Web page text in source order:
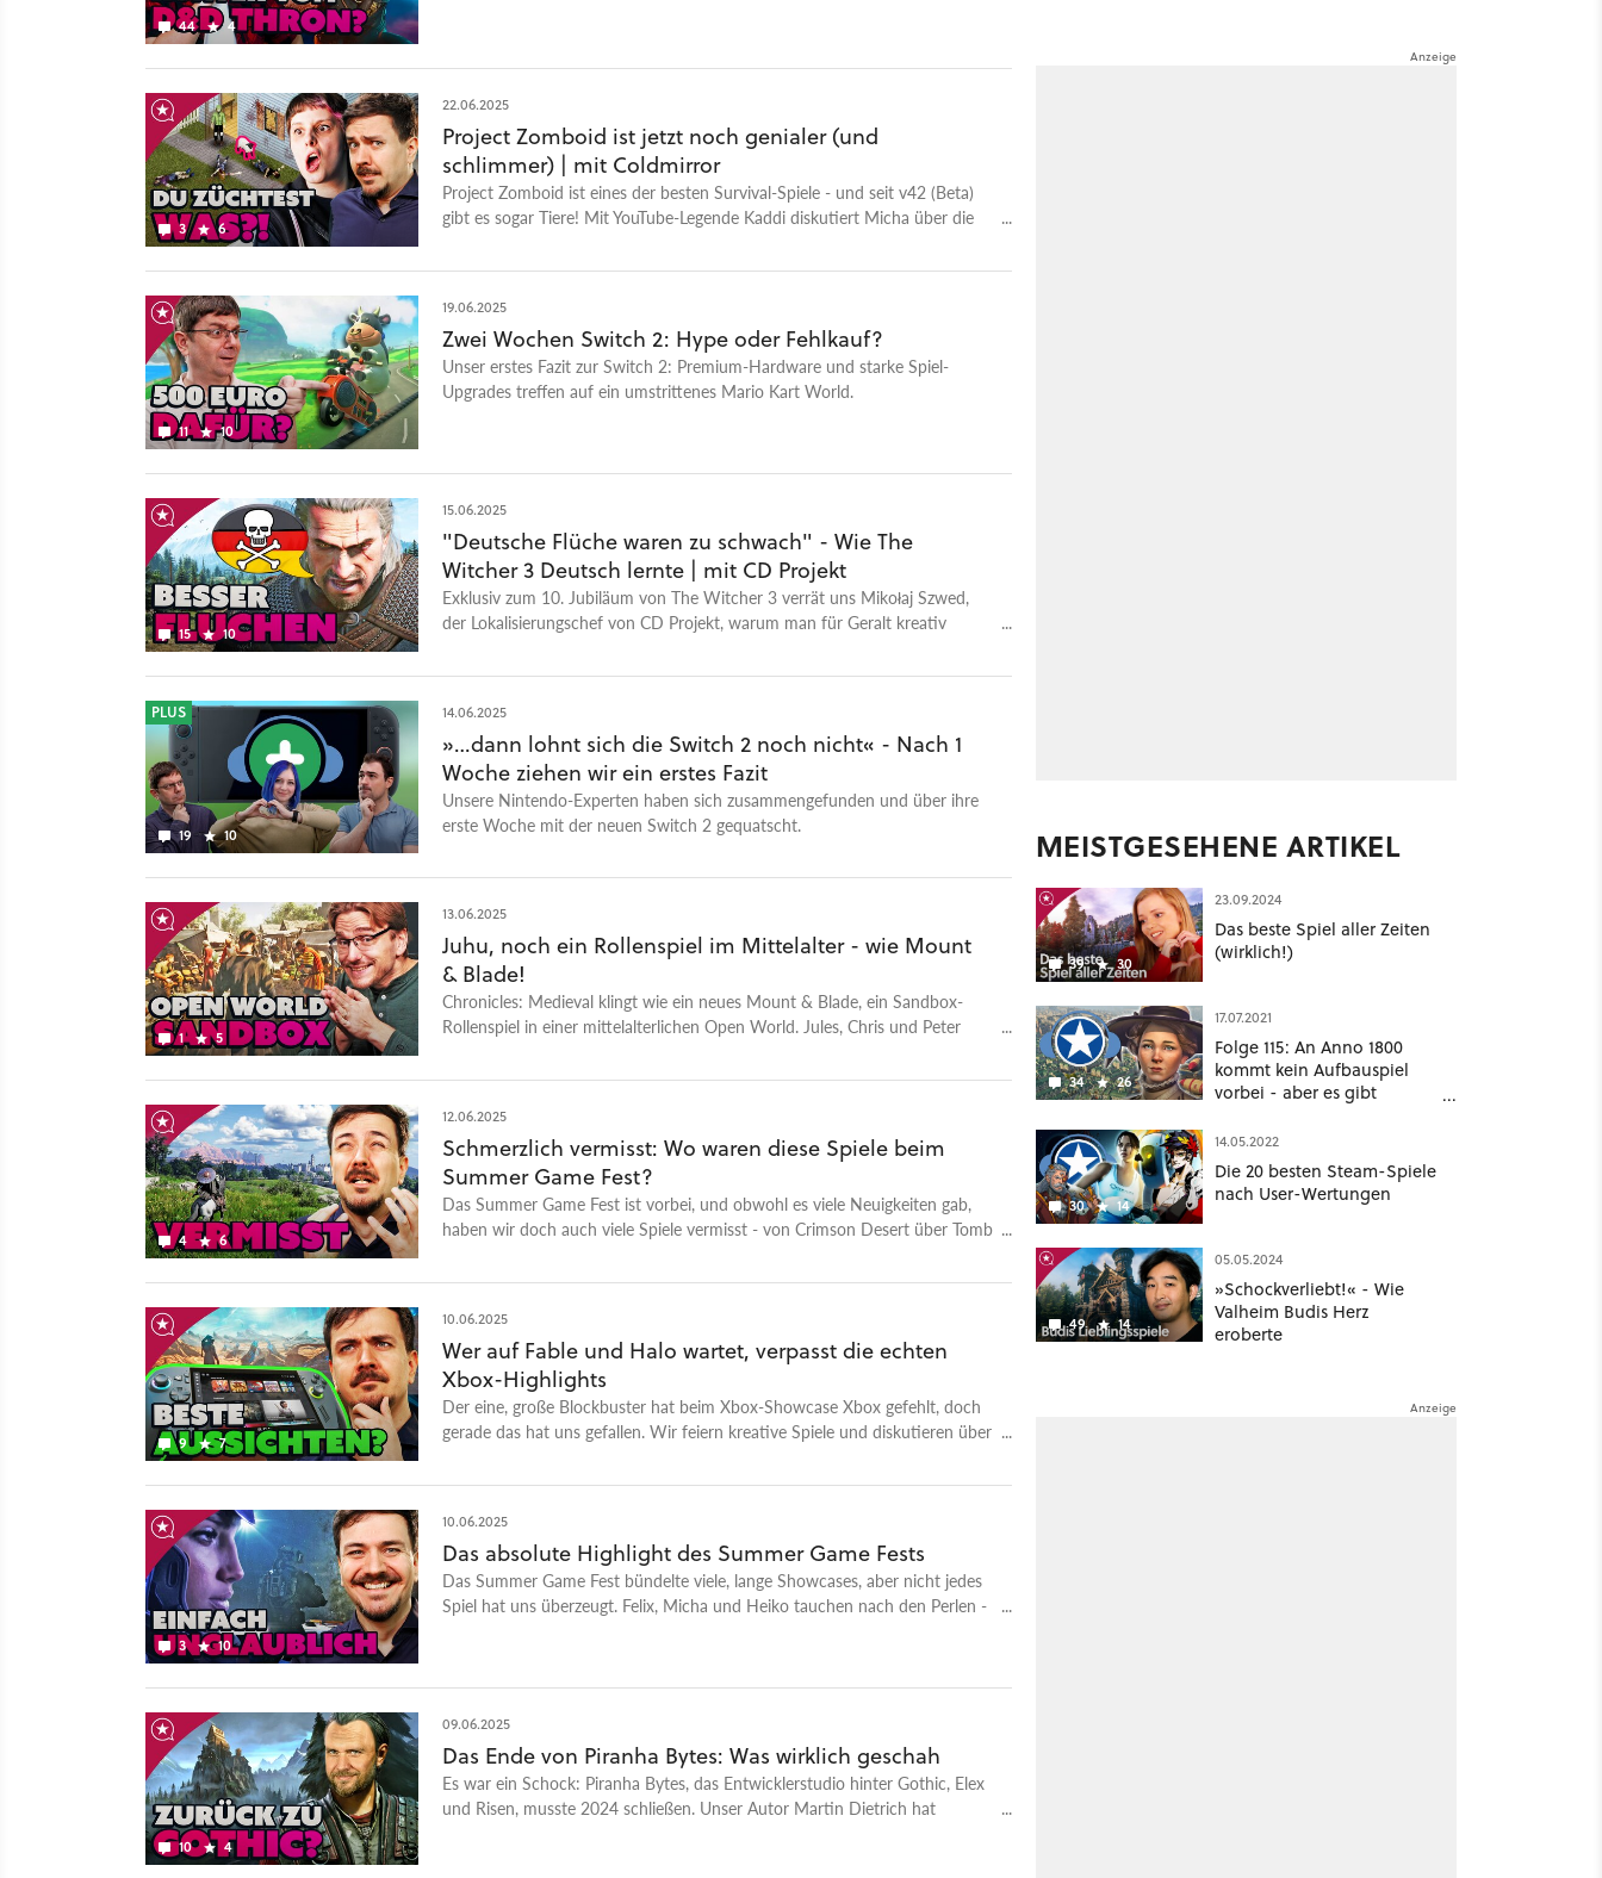
44 4
3 6
22.06.2025
Project Zomboid ist jetzt noch genialer (und
schlimmer) | mit Coldmirror
Project Zomboid ist eines der besten Survival-Spiele - und seit v42 (Beta)
gibt es sogar Tiere! Mit YouTube-Legende Kaddi diskutiert Micha über die
schlechten Tag im Büro.
11 10
19.06.2025
Zwei Wochen Switch 2: Hype oder Fehlkauf?
Unser erstes Fazit zur Switch 2: Premium-Hardware und starke Spiel-
Upgrades treffen auf ein umstrittenes Mario Kart World.
15 10
15.06.2025
"Deutsche Flüche waren zu schwach" - Wie The
Witcher 3 Deutsch lernte | mit CD Projekt
Exklusiv zum 10. Jubiläum von The Witcher 3 verrät uns Mikołaj Szwed,
der Lokalisierungschef von CD Projekt, warum man für Geralt kreativ
19 10
PLUS 14.06.2025
»…dann lohnt sich die Switch 2 noch nicht« - Nach 1
Woche ziehen wir ein erstes Fazit
Unsere Nintendo-Experten haben sich zusammengefunden und über ihre
erste Woche mit der neuen Switch 2 gequatscht.
1 5
13.06.2025
Juhu, noch ein Rollenspiel im Mittelalter - wie Mount
& Blade!
Chronicles: Medieval klingt wie ein neues Mount & Blade, ein Sandbox-
Rollenspiel in einer mittelalterlichen Open World. Jules, Chris und Peter
4 6
12.06.2025
Schmerzlich vermisst: Wo waren diese Spiele beim
Summer Game Fest?
Das Summer Game Fest ist vorbei, und obwohl es viele Neuigkeiten gab,
haben wir doch auch viele Spiele vermisst - von Crimson Desert über Tomb
9 7
10.06.2025
Wer auf Fable und Halo wartet, verpasst die echten
Xbox-Highlights
Der eine, große Blockbuster hat beim Xbox-Showcase Xbox gefehlt, doch
gerade das hat uns gefallen. Wir feiern kreative Spiele und diskutieren über
3 10
10.06.2025
Das absolute Highlight des Summer Game Fests
Das Summer Game Fest bündelte viele, lange Showcases, aber nicht jedes
Spiel hat uns überzeugt. Felix, Micha und Heiko tauchen nach den Perlen -
10 4
09.06.2025
Das Ende von Piranha Bytes: Was wirklich geschah
Es war ein Schock: Piranha Bytes, das Entwicklerstudio hinter Gothic, Elex
und Risen, musste 2024 schließen. Unser Autor Martin Dietrich hat
MEISTGESEHENE ARTIKEL
39 30
23.09.2024
Das beste Spiel aller Zeiten
(wirklich!)
34 26
17.07.2021
Folge 115: An Anno 1800
kommt kein Aufbauspiel
vorbei - aber es gibt
30 14
14.05.2022
Die 20 besten Steam-Spiele
nach User-Wertungen
49 14
05.05.2024
»Schockverliebt!« - Wie
Valheim Budis Herz
eroberte